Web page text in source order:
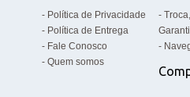
Política de Privacidade
Política de Entrega
Fale Conosco
Quem somos